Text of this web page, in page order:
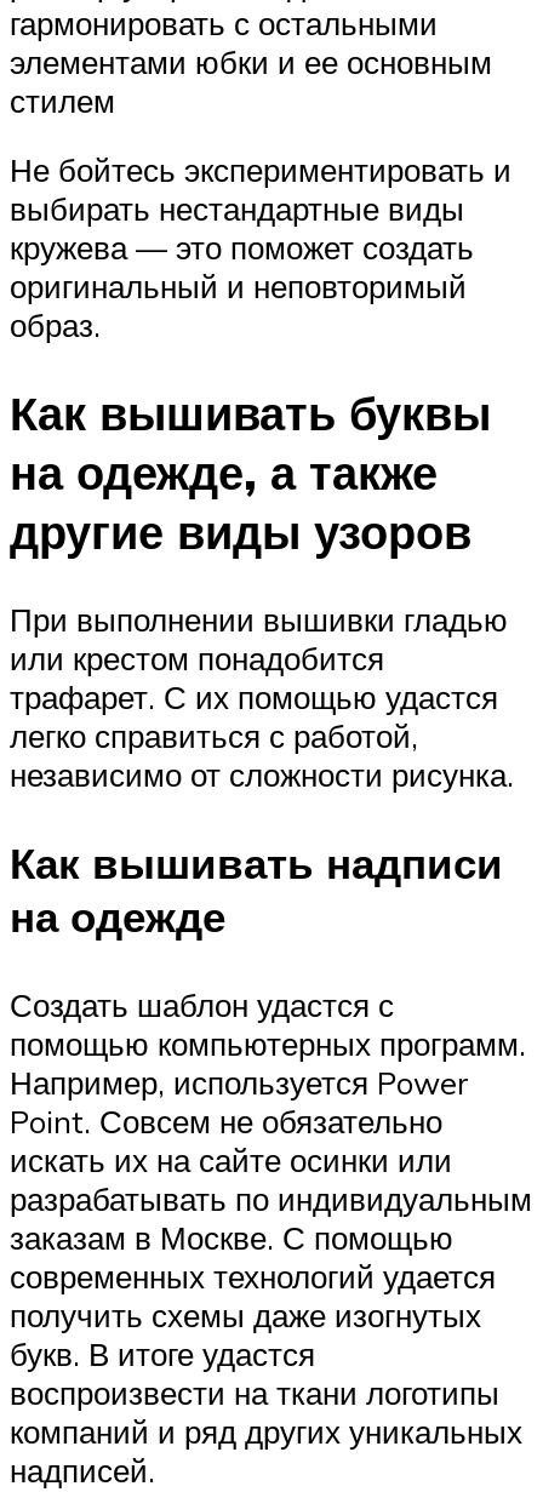
гармонировать с остальными
элементами юбки и ее основным
стилем
Не бойтесь экспериментировать и
выбирать нестандартные виды
кружева — это поможет создать
оригинальный и неповторимый
образ.
Как вышивать буквы
на одежде, а также
другие виды узоров
При выполнении вышивки гладью
или крестом понадобится
трафарет. С их помощью удастся
легко справиться с работой,
независимо от сложности рисунка.
Как вышивать надписи
на одежде
Создать шаблон удастся с
помощью компьютерных программ.
Например, используется Power
Point. Совсем не обязательно
искать их на сайте осинки или
разрабатывать по индивидуальным
заказам в Москве. С помощью
современных технологий удается
получить схемы даже изогнутых
букв. В итоге удастся
воспроизвести на ткани логотипы
компаний и ряд других уникальных
надписей.